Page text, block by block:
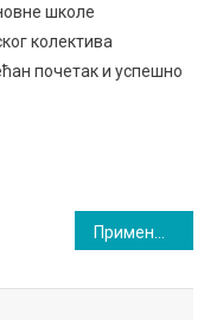
школе
колектива
почетак и успешно